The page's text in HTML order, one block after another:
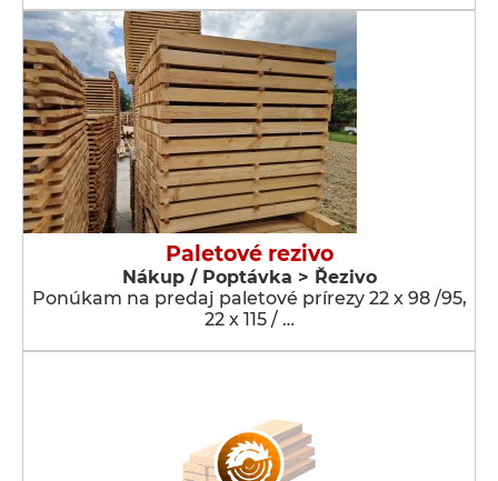
Paletové rezivo
Nákup / Poptávka > Řezivo
Ponúkam na predaj paletové prírezy 22 x 98 /95,
22 x 115 / …